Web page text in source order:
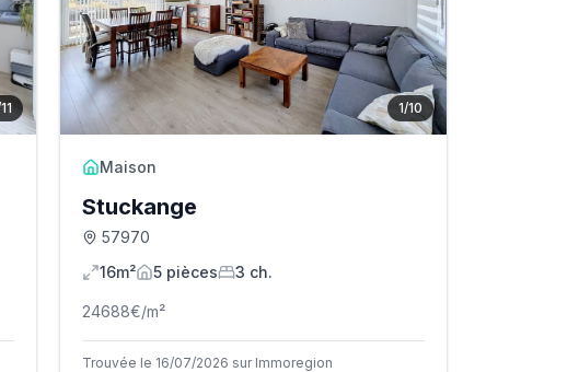
11 1/10
Maison
Stuckange
57970
16m²
5 pièces 3 ch.
24688€/m²
Trouvée le 16/07/2026 sur Immoregion